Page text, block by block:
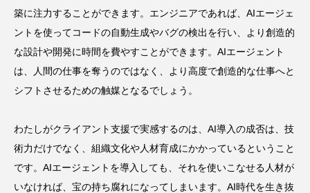
築に注力することができます。エンジニアであれば、AIエージェ
ントを使ってコードの自動生成やバグの検出を行い、より創造的
な設計や開発に時間を費やすことができます。AIエージェント
は、人間の仕事を奪うのではなく、より高度で創造的な仕事へと
シフトさせるための触媒となるでしょう。
わたしがクライアント支援で実感するのは、AI導入の成否は、技
術力だけでなく、組織文化や人材育成にかかっているということ
です。AIエージェントを導入しても、それを使いこなせる人材が
いなければ、宝の持ち腐れになってしまいます。AI時代を生き抜